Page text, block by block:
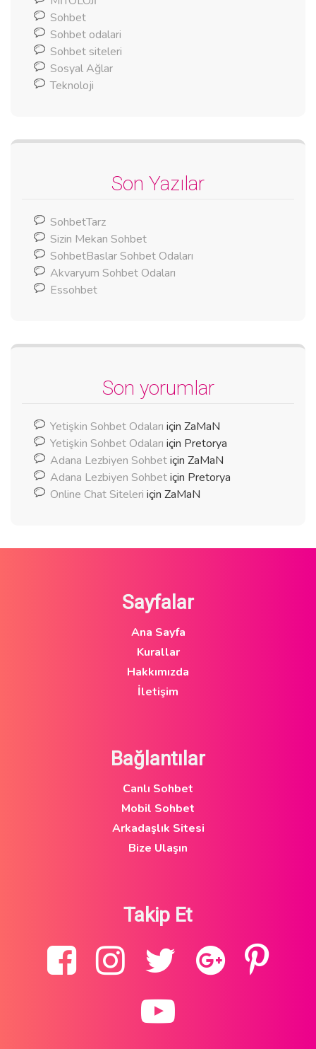
Sohbet
Sohbet odalari
Sohbet siteleri
Sosyal Ağlar
Teknoloji
Son Yazılar
SohbetTarz
Sizin Mekan Sohbet
SohbetBaslar Sohbet Odaları
Akvaryum Sohbet Odaları
Essohbet
Son yorumlar
Yetişkin Sohbet Odaları için ZaMaN
Yetişkin Sohbet Odaları için Pretorya
Adana Lezbiyen Sohbetiçin ZaMaN
Adana Lezbiyen Sohbetiçin Pretorya
Online Chat Siteleri için ZaMaN
Sayfalar
Ana Sayfa
Kurallar
Hakkımızda
İletişim
Bağlantılar
Canlı Sohbet
Mobil Sohbet
Arkadaşlık Sitesi
Bize Ulaşın
Takip Et